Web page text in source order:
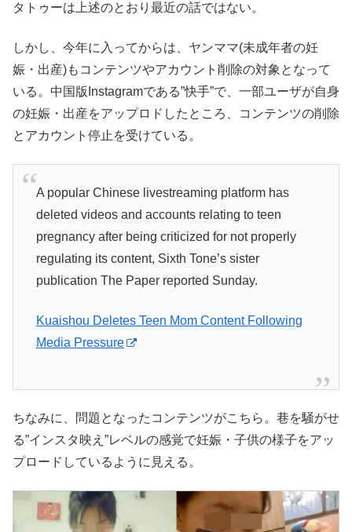
タトゥーは上述のとおり最近の話ではない。
しかし、今年に入ってからは、ヤンママ(未成年者の妊
娠・出産)もコンテンツやアカウント削除の対象となって
いる。中国版Instagramである”快手”で、一部ユーザが自身
の妊娠・出産をアップロドしたところ、コンテンツの削除
とアカウント停止を受けている。
A popular Chinese livestreaming platform has
deleted videos and accounts relating to teen
pregnancy after being criticized for not properly
regulating its content, Sixth Tone’s sister
publication The Paper reported Sunday.
Kuaishou Deletes Teen Mom Content Following
Media Pressure
ちなみに、問題となったコンテンツがこちら。巷を騒がせ
る”インスタ映え”レベルの感覚で妊娠・子供の様子をアッ
プロードしているように見える。